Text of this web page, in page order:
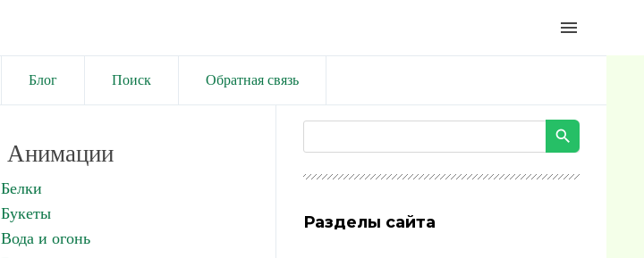
menu
Блог Поиск Обратная связь
Анимации
Белки
Букеты
Вода и огонь
Разделы сайта